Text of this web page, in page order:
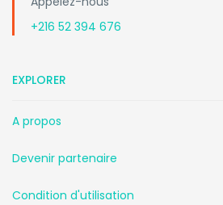
+216 52 394 676
EXPLORER
A propos
Devenir partenaire
Condition d'utilisation